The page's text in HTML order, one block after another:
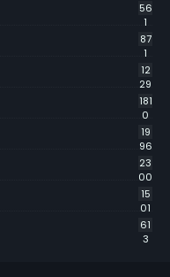
56
1
87
1
12
29
181
0
19
96
23
00
15
01
61
3